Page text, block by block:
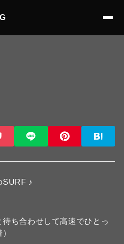
SURF ♪
ち合わせして高速でひとっ